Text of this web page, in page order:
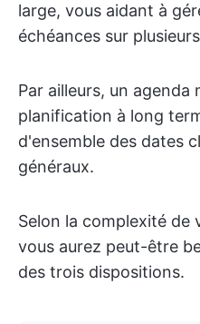
large, vous aidant à
échéances sur
Par ailleurs, un agenda
planification à long
d'ensemble des dates
généraux.
Selon la complexité de
vous aurez peut-être
des trois dispositions.